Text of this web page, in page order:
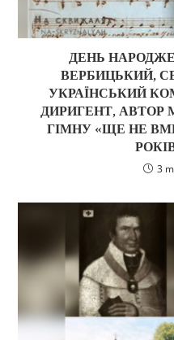
ДЕНЬ
ВЕРБИЦЬКИЙ,
УКРАЇНСЬКИЙ
ДИРИГЕНТ, АВТОР
ГІМНУ «ЩЕ НЕ
3